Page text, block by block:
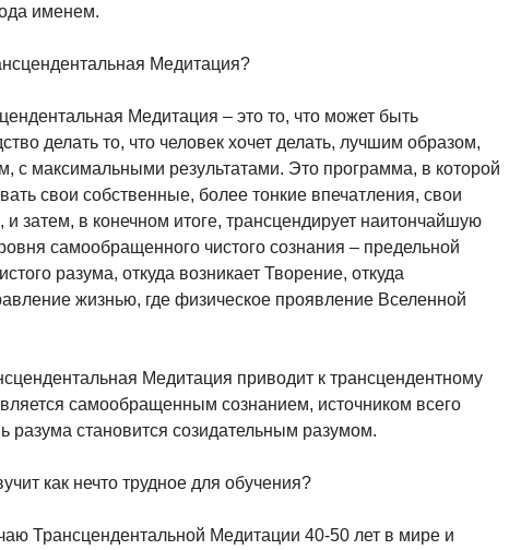
именем.
Медитация?
Медитация – это то, что может быть
делать то, что человек хочет делать, лучшим образом,
с максимальными результатами. Это программа, в которой
свои собственные, более тонкие впечатления, свои
затем, в конечном итоге, трансцендирует наитончайшую
самообращенного чистого сознания – предельной
разума, откуда возникает Творение, откуда
жизнью, где физическое проявление Вселенной
Медитация приводит к трансцендентному
самообращенным сознанием, источником всего
разума становится созидательным разумом.
как нечто трудное для обучения?
Трансцендентальной Медитации 40-50 лет в мире и